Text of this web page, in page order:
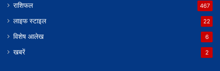
राशिफल 467
लाइफ स्टाइल 22
विशेष आलेख 6
खबरें 2